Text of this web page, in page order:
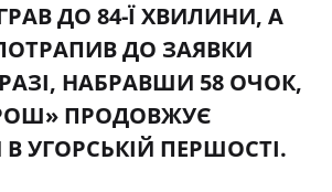
ДО 84-Ї ХВИЛИНИ, А
ДО ЗАЯВКИ
НАБРАВШИ 58 ОЧОК,
ПРОДОВЖУЄ
УГОРСЬКІЙ ПЕРШОСТІ.